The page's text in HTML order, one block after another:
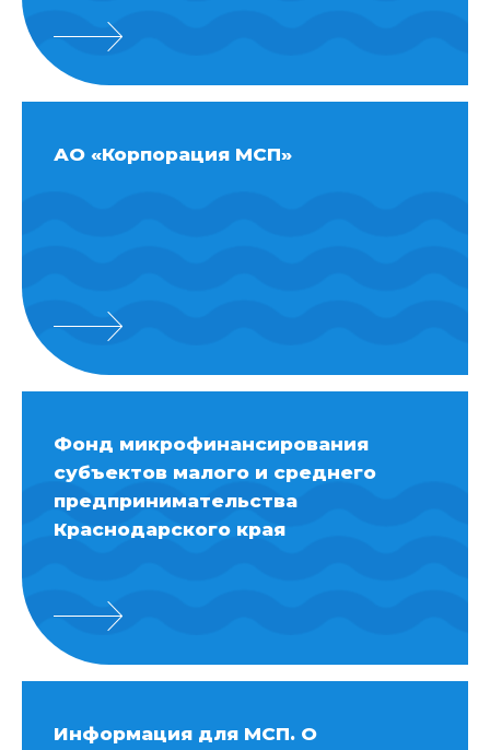
АО «Корпорация МСП»
Фонд микрофинансирования
субъектов малого и среднего
предпринимательства
Краснодарского края
Информация для МСП. О